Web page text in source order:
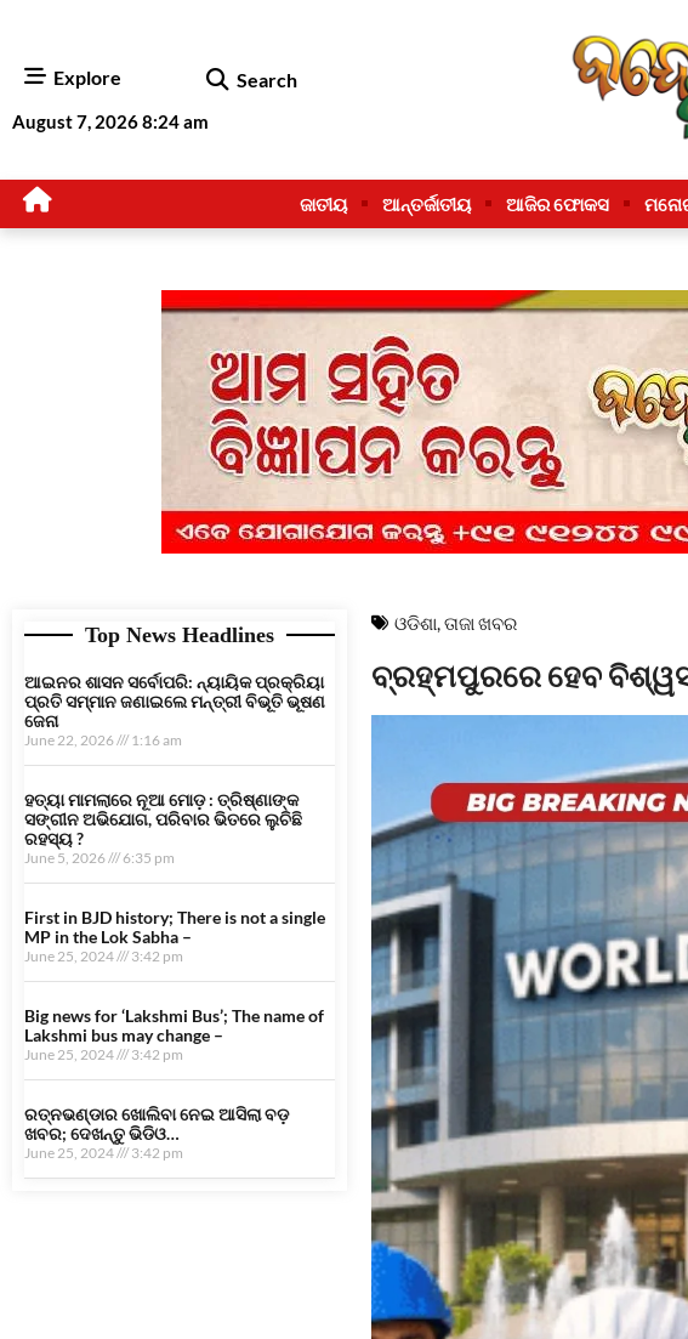
Explore Search
August 7, 2026 8:24 am
ଜାତୀୟ ଆନ୍ତର୍ଜାତୀୟ ଆଜିର ଫୋକସ
Top News Headlines
ଆଇନର ଶାସନ ସର୍ବୋପରି: ନ୍ୟାୟିକ ପ୍ରକ୍ରିୟା
ପ୍ରତି ସମ୍ମାନ ଜଣାଇଲେ ମନ୍ତ୍ରୀ ବିଭୂତି ଭୂଷଣ
ଜେନା
June 22, 2026 1:16 am
ହତ୍ୟା ମାମଲାରେ ନୂଆ ମୋଡ଼ : ତ୍ରିଷ୍ଣାଙ୍କ
ସଙ୍ଗୀନ ଅଭିଯୋଗ, ପରିବାର ଭିତରେ ଲୁଚିଛି
ରହସ୍ୟ ?
June 5, 2026 6:35 pm
First in BJD history; There is not a single
MP in the Lok Sabha –
June 25, 2024 3:42 pm
Big news for ‘Lakshmi Bus’; The name of
Lakshmi bus may change –
June 25, 2024 3:42 pm
ରତ୍ନଭଣ୍ଡାର ଖୋଲିବା ନେଇ ଆସିଲା ବଡ଼
ଖବର; ଦେଖନ୍ତୁ ଭିଡିଓ…
June 25, 2024 3:42 pm
ଓଡିଶା,ତାଜା ଖବର
ବ୍ରହ୍ମପୁରରେ ହେବ